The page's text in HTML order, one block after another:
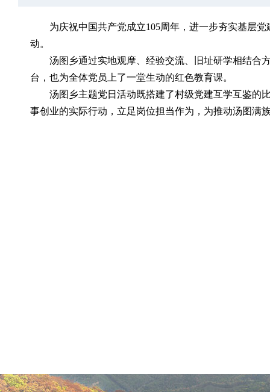
为庆祝中国共产党成立105周年，进一步夯实基层
动。
汤图乡通过实地观摩、经验交流、旧址研学相结合
台，也为全体党员上了一堂生动的红色教育课。
汤图乡主题党日活动既搭建了村级党建互学互鉴的
事创业的实际行动，立足岗位担当作为，为推动汤图满